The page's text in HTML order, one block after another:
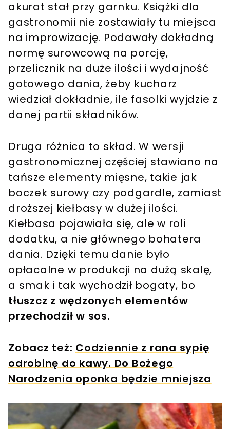
akurat stał przy garnku. Książki dla
gastronomii nie zostawiały tu miejsca
na improwizację. Podawały dokładną
normę surowcową na porcję,
przelicznik na duże ilości i wydajność
gotowego dania, żeby kucharz
wiedział dokładnie, ile fasolki wyjdzie z
danej partii składników.
Druga różnica to skład. W wersji
gastronomicznej częściej stawiano na
tańsze elementy mięsne, takie jak
boczek surowy czy podgardle, zamiast
droższej kiełbasy w dużej ilości.
Kiełbasa pojawiała się, ale w roli
dodatku, a nie głównego bohatera
dania. Dzięki temu danie było
opłacalne w produkcji na dużą skalę,
a smak i tak wychodził bogaty, bo
tłuszcz z wędzonych elementów
przechodził w sos.
Zobacz też: Codziennie z rana sypię
odrobinę do kawy. Do Bożego
Narodzenia oponka będzie mniejsza